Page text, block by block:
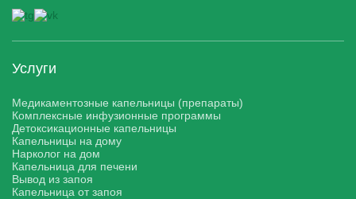
Услуги
Медикаментозные капельницы (препараты)
Комплексные инфузионные программы
Детоксикационные капельницы
Капельницы на дому
Нарколог на дом
Капельница для печени
Вывод из запоя
Капельница от запоя